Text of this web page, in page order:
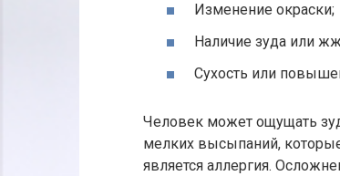
Изменение окраски;
Наличие зуда или
Сухость или
Человек может ощущать
мелких высыпаний,
является аллергия.